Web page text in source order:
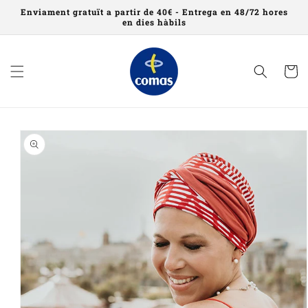
Saltar al
Enviament gratuït a partir de 40€ - Entrega en 48/72 hores
en dies hàbils
Cistell
informació
del